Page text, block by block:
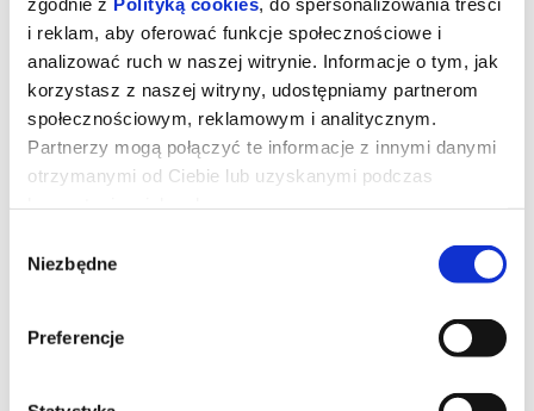
i reklam, aby oferować funkcje społecznościowe i
analizować ruch w naszej witrynie. Informacje o tym, jak
korzystasz z naszej witryny, udostępniamy partnerom
społecznościowym, reklamowym i analitycznym.
Partnerzy mogą połączyć te informacje z innymi danymi
otrzymanymi od Ciebie lub uzyskanymi podczas
zgody
Niezbędne
Preferencje
(Hanns Zischler), laureatem Nagrody Nobla w dziedzinie literatury,
a jego córką Eriką (Sandra Hüller) – aktorką i pisarką. Akcja
rozgrywa się w szczytowym okresie zimnej wojny. Ojciec i córka
Weimaru pod wpływem sowieckim. Po raz pierwszy od